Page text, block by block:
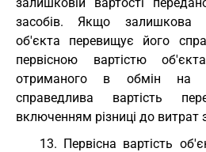
засобів. Якщо залишкова
об'єкта перевищує його
первісною вартістю
отриманого в обмін на
справедлива вартість
включенням різниці до витрат
13. Первісна вартість